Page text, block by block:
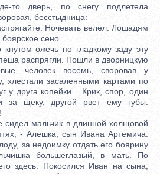
дверь, по снегу подлетела
бесстыдница:
Ночевать велел. Лошадям
сено...
ожечь по гладкому заду эту
распрягли. Пошли в дворницкую
человек восемь, своровав у
хлестали засаленными картами по
у друга копейки... Крик, спор, один
за щеку, другой рвет ему губы.
мальчик в длинной холщовой
- Алешка, сын Ивана Артемича.
за недоимку отдать его боярину
большеглазый, в мать. По
здесь. Покосился Иван на сына,